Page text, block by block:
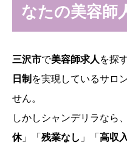
なたの美容師
三沢市で美容師求人 を探
日制 を実現しているサロ
せん。
しかしシャンデリラなら
休」「 残業なし 」「 高収入